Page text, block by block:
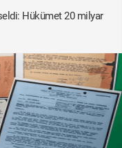
Hükümet 20 milyar